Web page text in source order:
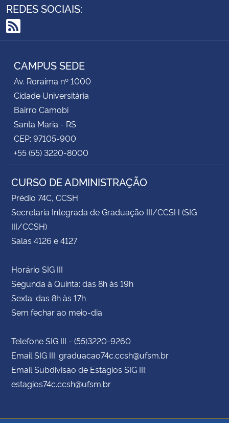
REDES SOCIAIS:
RSS
CAMPUS SEDE
Av. Roraima nº 1000
Cidade Universitária
Bairro Camobi
Santa Maria - RS
CEP: 97105-900
+55 (55) 3220-8000
CURSO DE ADMINISTRAÇÃO
Prédio 74C, CCSH
Secretaria Integrada de Graduação III/CCSH (SIG
III/CCSH)
Salas 4126 e 4127
Horário SIG III
Segunda à Quinta: das 8h às 19h
Sexta: das 8h às 17h
Sem fechar ao meio-dia
Telefone SIG III - (55)3220-9260
Email SIG III: graduacao74c.ccsh@ufsm.br
Email Subdivisão de Estágios SIG III:
estagios74c.ccsh@ufsm.br